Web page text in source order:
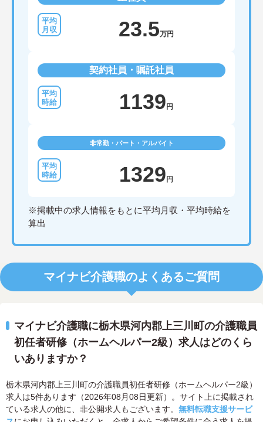
23.5万円
契約社員・嘱託社員
1139 円
非常勤・パート・アルバイト
1329 円
※掲載中の求人情報をもとに平均月収・平均時給を
算出
マイナビ介護職のよくあるご質問
マイナビ介護職に栃木県河内郡上三川町の介護職員
初任者研修（ホームヘルパー2級）求人はどのくら
いありますか？
栃木県河内郡上三川町の介護職員初任者研修（ホームヘルパー2級）
求人は5件あります（2026年08月08日更新）。サイト上に掲載され
ている求人の他に、非公開求人もございます。 無料転職支援サービ